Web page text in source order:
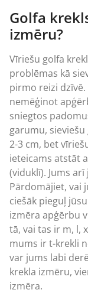
Golfa
izmēru?
Vīriešu golfa
problēmas kā
pirmo reizi
nemēģinot
sniegtos
garumu,
2-3 cm, bet
ieteicams atstāt
(viduklī). Jums
Pārdomājiet, vai
ciešāk pieguļ
izmēra apģērbu
tā, vai tas ir m, l,
mums ir t-krekli
var jums labi
krekla izmēru,
izmēra.